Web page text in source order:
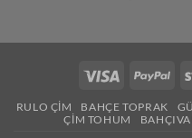
RULO ÇIM BAHÇE TOPRAK
ÇIM TOHUM